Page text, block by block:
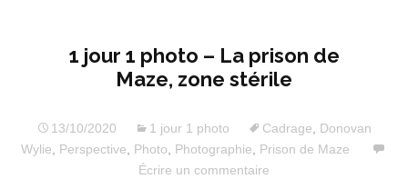
1 jour 1 photo – La prison de
Maze, zone stérile
13/10/2020 1 jour 1 photo Cadrage
Donovan
Wylie
Perspective Photo Photographie
Prison de Maze
Écrire un commentaire